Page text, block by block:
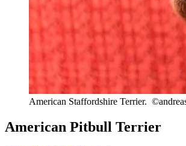
American Staffordshire Terrier.
American Pitbull Terrier